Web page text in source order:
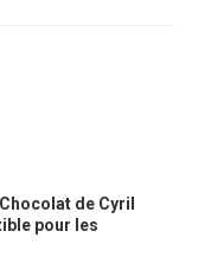
de Cyril
pour les